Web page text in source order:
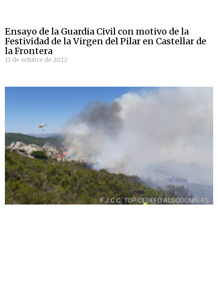
Ensayo de la Guardia Civil con motivo de la
Festividad de la Virgen del Pilar en Castellar de
la Frontera
11 de octubre de 2022